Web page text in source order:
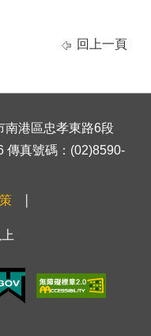
回上一頁
南港區忠孝東路6段
傳真號碼：(02)8590-